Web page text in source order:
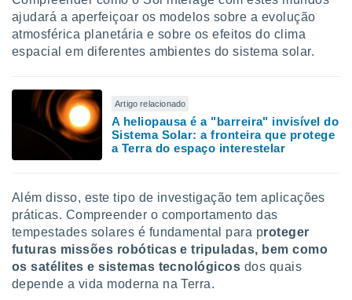
ajudará a aperfeiçoar os modelos sobre a evolução
atmosférica planetária e sobre os efeitos do clima
espacial em diferentes ambientes do sistema solar.
Artigo relacionado
A heliopausa é a "barreira" invisível do
Sistema Solar: a fronteira que protege
a Terra do espaço interestelar
Além disso, este tipo de investigação tem aplicações
práticas. Compreender o comportamento das
tempestades solares é fundamental para proteger
futuras missões robóticas e tripuladas, bem como
os satélites e sistemas tecnológicos dos quais
depende a vida moderna na Terra.